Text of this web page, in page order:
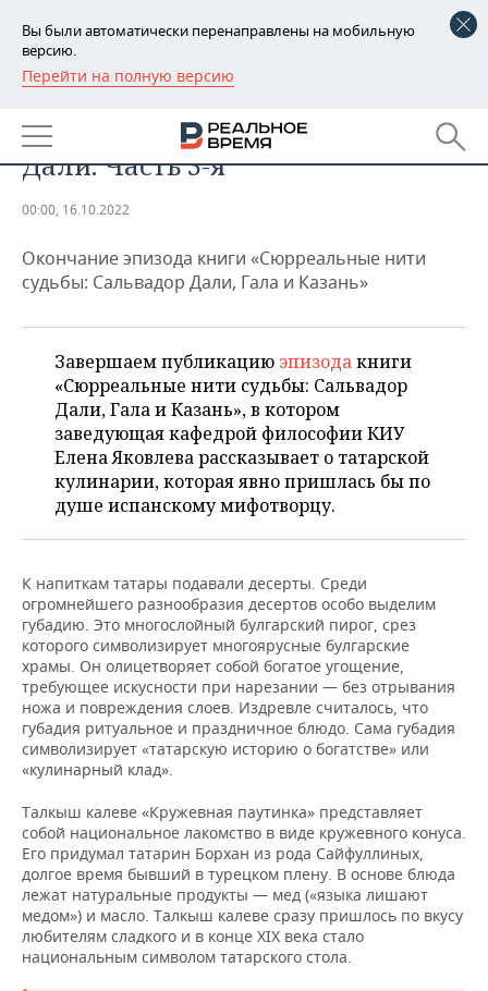
Вы были автоматически перенаправлены на мобильную
версию.
Перейти на полную версию
РЕГИОНЫ
БАШКОРТОСТАН
ТАТАРСТАН
НОВОСТИ
АНАЛИТИКА
ДЕКЛАРАЦИИ О ДОХОДАХ
КОРОЛИ ГОСЗАКАЗА ПФО
ВУЗЫ ТАТАРСТАНА
КОМУ ПРИНАДЛЕЖАТ
ТОРГОВЫЕ ЦЕНТРЫ
ТАТАРСТАНА
НОВОСТИ ЭКОНОМИКИ
ФИНАНСЫ
БАНКИ
БЮДЖЕТ
ИНВЕСТИЦИИ
ПРОМЫШЛЕННОСТЬ
НОВОСТИ
АГРОПРОМ
МАШИНОСТРОЕНИЕ
НЕФТЕХИМИЯ
НЕФТЬ
ОПК
ЭНЕРГЕТИКА
НЕДВИЖИМОСТЬ
НОВОСТИ НЕДВИЖИМОСТИ
АВТО
НОВОСТИ АВТО
БИЗНЕС
НОВОСТИ БИЗНЕСА
ТРАНСПОРТ
УСЛУГИ
ТЕХНОЛОГИИ
IT
МЕДИА
ТЕЛЕКОММУНИКАЦИИ
НОВОСТИ МЕРОПРИЯТИЙ
ВЫЕЗДНАЯ РЕДАКЦИЯ
БИЗНЕС-БРАНЧИ
ONLINE-КОНФЕРЕНЦИИ
ОТКРЫТАЯ ЛЕКЦИЯ
СПОРТ
НОВОСТИ СПОРТА
ФУТБОЛ
ХОККЕЙ
БАСКЕТБОЛ
ВОЛЕЙБОЛ
КИБЕРСПОРТ
ФИГУРНОЕ КАТАНИЕ
ОБЩЕСТВО
НОВОСТИ ОБЩЕСТВА
ВЛАСТЬ
ИНФРАСТРУКТУРА
ИСТОРИЯ
КУЛЬТУРА
МЕДИЦИНА
ФОТОГАЛЕРЕЯ
СЮЖЕТЫ
СПРАВОЧНИК
СПИСОК ПЕРСОН
СПИСОК КОМПАНИЙ
ПОЛНАЯ ВЕРСИЯ
Подбор татарских блюд для
Дали. Часть 3-я
00:00, 16.10.2022
Окончание эпизода книги «Сюрреальные нити
судьбы: Сальвадор Дали, Гала и Казань»
Завершаем публикацию эпизодакниги
«Сюрреальные нити судьбы: Сальвадор
Дали, Гала и Казань», в котором
заведующая кафедрой философии КИУ
Елена Яковлева рассказывает о татарской
кулинарии, которая явно пришлась бы по
душе испанскому мифотворцу.
К напиткам татары подавали десерты. Среди
огромнейшего разнообразия десертов особо выделим
губадию. Это многослойный булгарский пирог, срез
которого символизирует многоярусные булгарские
храмы. Он олицетворяет собой богатое угощение,
требующее искусности при нарезании — без отрывания
ножа и повреждения слоев. Издревле считалось, что
губадия ритуальное и праздничное блюдо. Сама губадия
символизирует «татарскую историю о богатстве» или
«кулинарный клад».
Талкыш калеве «Кружевная паутинка» представляет
собой национальное лакомство в виде кружевного конуса.
Его придумал татарин Борхан из рода Сайфуллиных,
долгое время бывший в турецком плену. В основе блюда
лежат натуральные продукты — мед («языка лишают
медом») и масло. Талкыш калеве сразу пришлось по вкусу
любителям сладкого и в конце XIX века стало
национальным символом татарского стола.